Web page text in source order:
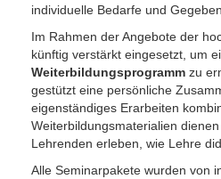
individuelle Bedarfe und
Im Rahmen der Angebote der
künftig verstärkt eingesetzt, um
Weiterbildungsprogramm zu
gestützt eine persönliche
eigenständiges Erarbeiten
Weiterbildungsmaterialien
Lehrenden erleben, wie Lehre
Alle Seminarpakete wurden von